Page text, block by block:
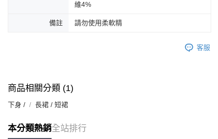
維4%
備註 請勿使用柔軟精
客服
商品相關分類 (1)
下身 / 長裙 / 短裙
本分類熱銷全站排行